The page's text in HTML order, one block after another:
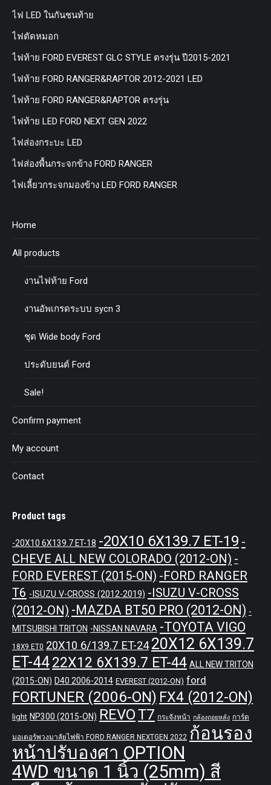
ไฟ LED ในกันชนท้าย
ไฟตัดหมอก
ไฟท้าย FORD EVEREST GLC STYLE ตรงรุ่น ปี2015-2021
ไฟท้าย FORD RANGER&RAPTOR 2012-2021 LED
ไฟท้าย FORD RANGER&RAPTOR ตรงรุ่น
ไฟท้าย LED FORD NEXT GEN 2022
ไฟส่องกระบะ LED
ไฟส่องพื้นกระจกข้าง FORD RANGER
ไฟเลี้ยวกระจกมองข้าง LED FORD RANGER
Home
All products
งานไฟท้าย Ford
งานอัพเกรดระบบ sycn 3
ชุด Wide body Ford
ประดับยนต์ Ford
Sale!
Confirm payment
My account
Contact
Product tags
-20X10 6X139.7 ET-18 -20X10 6X139.7 ET-19 -
CHEVE ALL NEW COLORADO (2012-ON) -
FORD EVEREST (2015-ON) -FORD RANGER
T6 -ISUZU V-CROSS (2012-2019) -ISUZU V-CROSS
(2012-ON) -MAZDA BT50 PRO (2012-ON) -
MITSUBISHI TRITON -NISSAN NAVARA -TOYOTA VIGO
18X9 ET0 20X10 6/139.7 ET-24 20X12 6X139.7
ET-4422X12 6X139.7 ET-44 ALL NEW TRITON
(2015-ON) D40 2006-2014 EVEREST (2012-ON) ford
FORTUNER (2006-ON) FX4 (2012-ON)
light NP300 (2015-ON) REVOT7 กระจังหน้า กล้องถอยหลัง การ์ด
มอเตอร์พวงมาลัยไฟฟ้า FORD RANGER NEXTGEN 2022 ก้อนรอง
หน้าปรับองศา OPTION
4WD ขนาด 1 นิ้ว (25mm) สี